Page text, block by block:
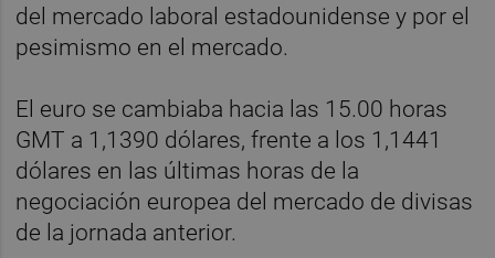
del mercado laboral estadounidense y por el
pesimismo en el mercado.
El euro se cambiaba hacia las 15.00 horas
GMT a 1,1390 dólares, frente a los 1,1441
dólares en las últimas horas de la
negociación europea del mercado de divisas
de la jornada anterior.